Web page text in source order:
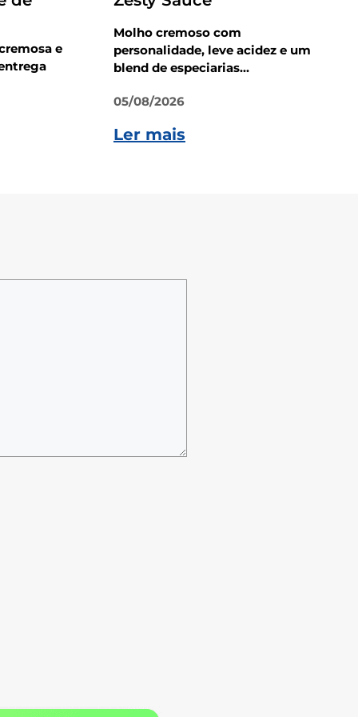
e
Molho cremoso com
personalidade, leve acidez e um
blend de especiarias...
05/08/2026
Ler mais